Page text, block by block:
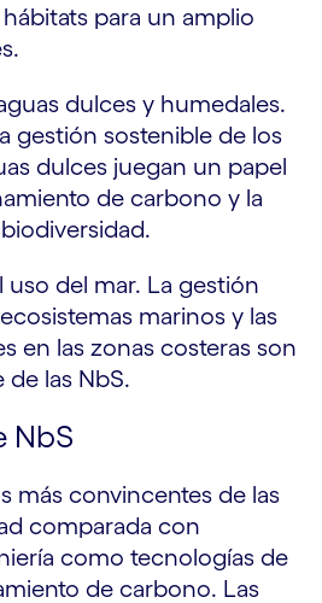
para un amplio
dulces y humedales.
gestión sostenible de los
dulces juegan un papel
de carbono y la
del mar. La gestión
marinos y las
en las zonas costeras son
las NbS.
NbS
más convincentes de las
comparada con
como tecnologías de
de carbono. Las